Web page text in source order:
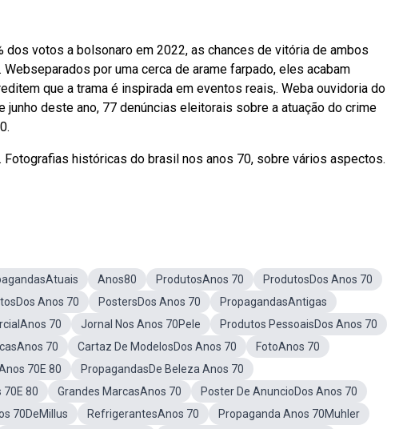
dos votos a bolsonaro em 2022, as chances de vitória de ambos
por uma cerca de arame farpado, eles acabam
que a trama é inspirada em eventos reais,. Weba ouvidoria do
deste ano, 77 denúncias eleitorais sobre a atuação do crime
históricas do brasil nos anos 70, sobre vários aspectos.
Anos80 ProdutosAnos 70
ProdutosDos Anos 70
Anos 70 PostersDos Anos 70
PropagandasAntigas
70 Jornal Nos Anos 70Pele
Produtos PessoaisDos Anos 70
70 Cartaz De ModelosDos Anos 70
FotoAnos 70
70E 80
PropagandasDe Beleza Anos 70
70E 80 Grandes MarcasAnos 70
Poster De AnuncioDos Anos 70
70DeMillus RefrigerantesAnos 70
Propaganda Anos 70Muhler